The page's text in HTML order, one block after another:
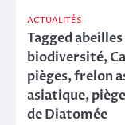
ACTUALITÉS
Tagged
biodiversité,
pièges,frelon
asiatique,
de Diatomée